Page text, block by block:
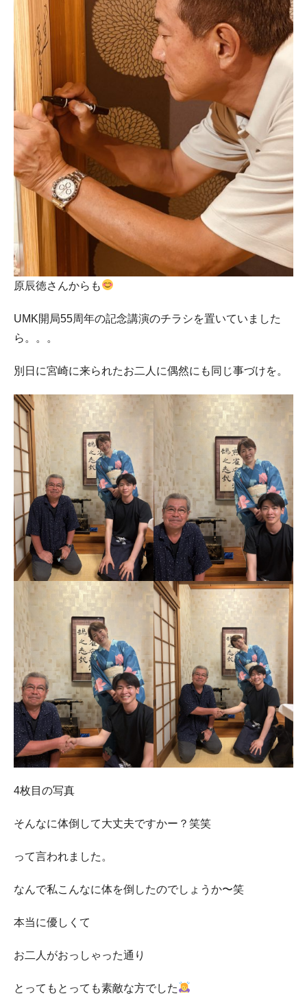
原辰徳さんからも
UMK開局55周年の記念講演のチラシを置いていました
ら。。。
別日に宮崎に来られたお二人に偶然にも同じ事づけを。
4枚目の写真
そんなに体倒して大丈夫ですかー？笑笑
って言われました。
なんで私こんなに体を倒したのでしょうか〜笑
本当に優しくて
お二人がおっしゃった通り
とってもとっても素敵な方でした